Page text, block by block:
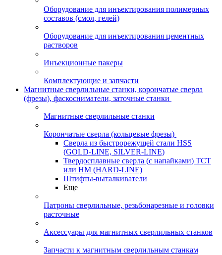
Оборудование для инъектирования полимерных
составов (смол, гелей)
Оборудование для инъектирования цементных
растворов
Инъекционные пакеры
Комплектующие и запчасти
Магнитные сверлильные станки, корончатые сверла
(фрезы), фаскосниматели, заточные станки
Магнитные сверлильные станки
Корончатые сверла (кольцевые фрезы)
Сверла из быстрорежущей стали HSS
(GOLD-LINE, SILVER-LINE)
Твердосплавные сверла (с напайками) ТСТ
или HM (HARD-LINE)
Штифты-выталкиватели
Еще
Патроны сверлильные, резьбонарезные и головки
расточные
Аксессуары для магнитных сверлильных станков
Запчасти к магнитным сверлильным станкам